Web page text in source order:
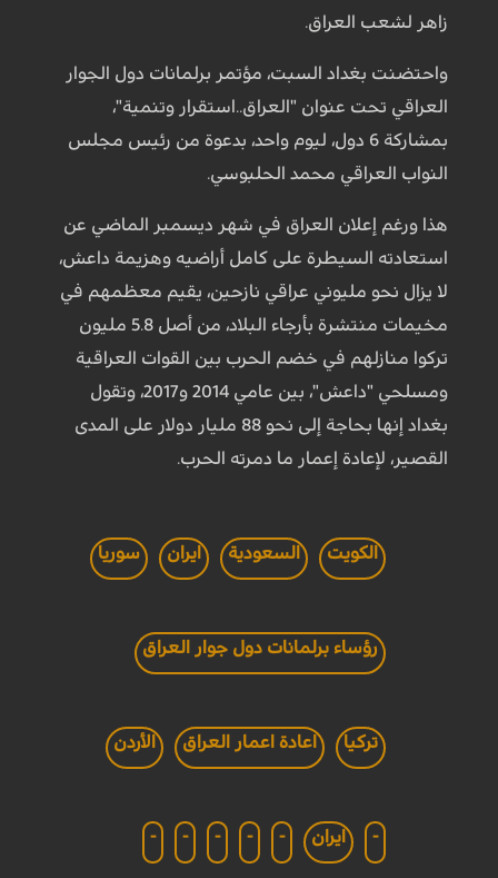
زاهر لشعب العراق.
واحتضنت بغداد السبت، مؤتمر برلمانات دول الجوار
العراقي تحت عنوان "العراق..استقرار وتنمية"،
بمشاركة 6 دول، ليوم واحد، بدعوة من رئيس مجلس
النواب العراقي محمد الحلبوسي.
هذا ورغم إعلان العراق في شهر ديسمبر الماضي عن
استعادته السيطرة على كامل أراضيه وهزيمة داعش،
لا يزال نحو مليوني عراقي نازحين، يقيم معظمهم في
مخيمات منتشرة بأرجاء البلاد، من أصل 5.8 مليون
تركوا منازلهم في خضم الحرب بين القوات العراقية
ومسلحي "داعش"، بين عامي 2014 و2017، وتقول
بغداد إنها بحاجة إلى نحو 88 مليار دولار على المدى
القصير، لإعادة إعمار ما دمرته الحرب.
الكويت السعودية ايران سوريا
رؤساء برلمانات دول جوار العراق
تركيا اعادة اعمار العراق الأردن
- ايران -
-
-
-
-